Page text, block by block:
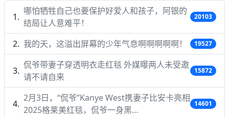
哪怕牺牲自己也要保护好爱人和孩子，阿银的
结局让人意难平！
20103
我的天，这溢出屏幕的少年气息啊啊啊啊啊！ 19527
侃爷带妻子穿透明衣走红毯 外媒曝两人未受邀
请不请自来
15872
2月3日，“侃爷”Kanye West携妻子比安卡亮相
2025格莱美红毯，侃爷一身黑…
14601